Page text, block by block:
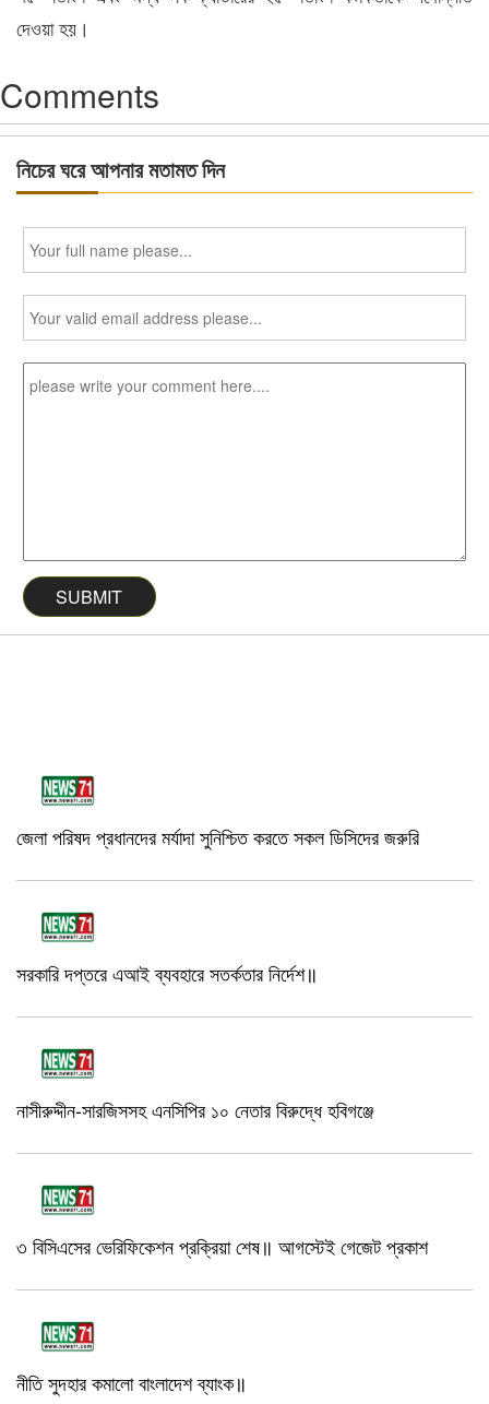
দেওয়া হয়।
Comments
নিচের ঘরে আপনার মতামত দিন
জেলা পরিষদ প্রধানদের মর্যাদা সুনিশ্চিত করতে সকল ডিসিদের জরুরি
সরকারি দপ্তরে এআই ব্যবহারে সতর্কতার নির্দেশ॥
নাসীরুদ্দীন-সারজিসসহ এনসিপির ১০ নেতার বিরুদ্ধে হবিগঞ্জে
৩ বিসিএসের ভেরিফিকেশন প্রক্রিয়া শেষ॥ আগস্টেই গেজেট প্রকাশ
নীতি সুদহার কমালো বাংলাদেশ ব্যাংক॥